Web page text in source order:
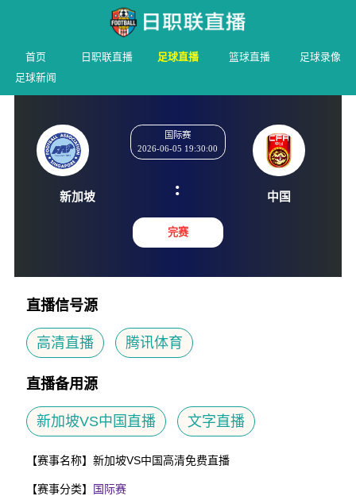
首页 日职联直播 足球直播 篮球直播
足球录像
足球新闻
:
直播信号源
高清直播 腾讯体育
直播备用源
新加坡VS中国直播 文字直播
【赛事名称】 新加坡VS中国高清免费直播
【赛事分类】 国际赛